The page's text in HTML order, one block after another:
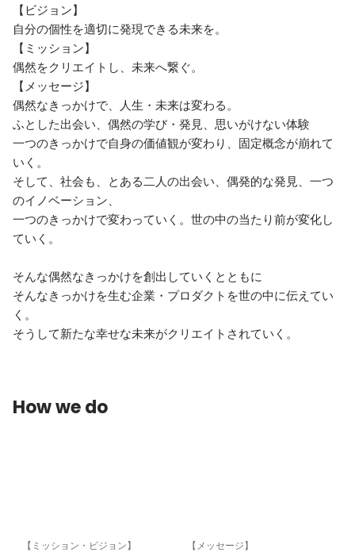
【ビジョン】
自分の個性を適切に発現できる未来を。
【ミッション】
偶然をクリエイトし、未来へ繋ぐ。
【メッセージ】
偶然なきっかけで、人生・未来は変わる。
ふとした出会い、偶然の学び・発見、思いがけない体験
一つのきっかけで自身の価値観が変わり、固定概念が崩れて
いく。
そして、社会も、とある二人の出会い、偶発的な発見、一つ
のイノベーション、
一つのきっかけで変わっていく。世の中の当たり前が変化し
ていく。
そんな偶然なきっかけを創出していくとともに
そんなきっかけを生む企業・プロダクトを世の中に伝えてい
く。
そうして新たな幸せな未来がクリエイトされていく。
How we do
【ミッション・ビジョン】 【メッセージ】